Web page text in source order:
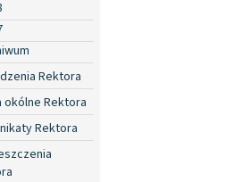
Rektora
okólne Rektora
Rektora